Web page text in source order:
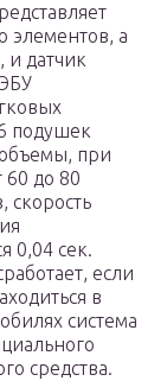
элементов, а
и датчик
подушек
при
60 до 80
скорость
0,04 сек.
если
в
система
средства.